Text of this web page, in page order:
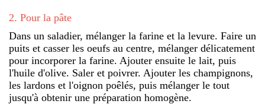
2. Pour la pâte
Dans un saladier, mélanger la farine et la levure. Faire un
puits et casser les oeufs au centre, mélanger délicatement
pour incorporer la farine. Ajouter ensuite le lait, puis
l'huile d'olive. Saler et poivrer. Ajouter les champignons,
les lardons et l'oignon poêlés, puis mélanger le tout
jusqu'à obtenir une préparation homogène.